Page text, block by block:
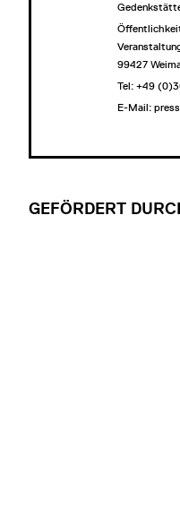
99427
Tel: +49
E-Mail:
GEFÖRDERT